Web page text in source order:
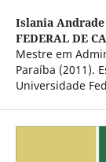
Islania
FEDERAL DE
Mestre em
Paraíba (2011).
Universidade